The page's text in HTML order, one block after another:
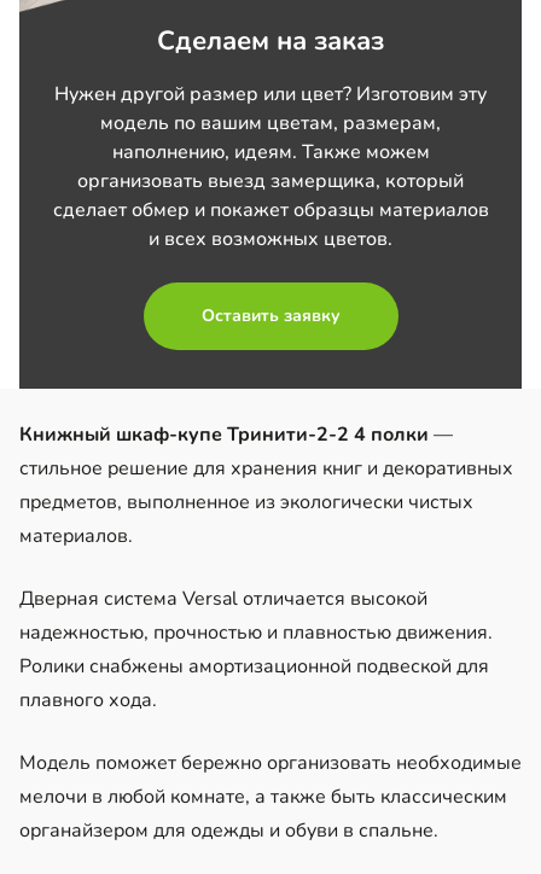
Сделаем на заказ
Нужен другой размер или цвет? Изготовим эту
модель по вашим цветам, размерам,
наполнению, идеям. Также можем
организовать выезд замерщика, который
сделает обмер и покажет образцы материалов
и всех возможных цветов.
Оставить заявку
Книжный шкаф-купе Тринити-2-2 4 полки —
стильное решение для хранения книг и декоративных
предметов, выполненное из экологически чистых
материалов.
Дверная система Versal отличается высокой
надежностью, прочностью и плавностью движения.
Ролики снабжены амортизационной подвеской для
плавного хода.
Модель поможет бережно организовать необходимые
мелочи в любой комнате, а также быть классическим
органайзером для одежды и обуви в спальне.